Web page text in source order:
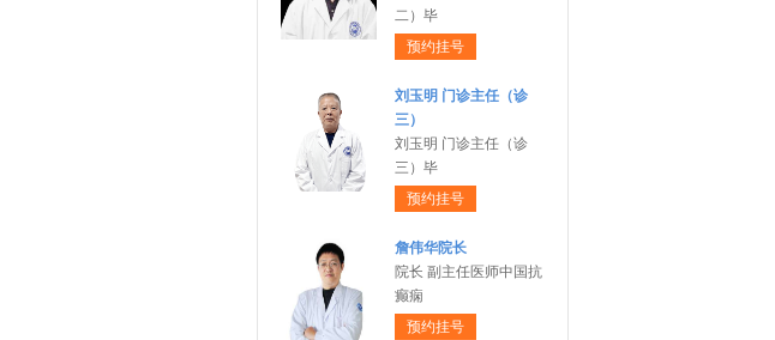
二）毕
预约挂号
刘玉明 门诊主任（诊
三）
刘玉明 门诊主任（诊
三）毕
预约挂号
詹伟华院长
院长 副主任医师中国抗
癫痫
预约挂号